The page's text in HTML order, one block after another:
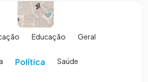
Educação Geral
Política Saúde